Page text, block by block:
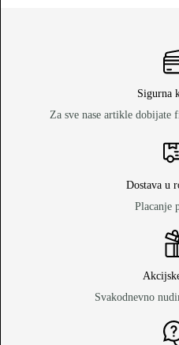
Sigurna
Za sve nase artikle dobijate
Dostava u
Placanje
Svakodnevno